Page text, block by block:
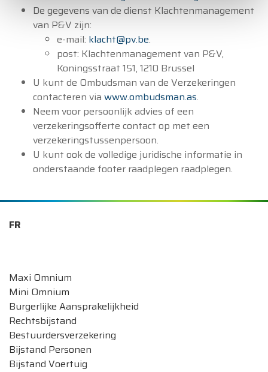
De gegevens van de dienst Klachtenmanagement
van P&V zijn:
e-mail: klacht@pv.be.
post: Klachtenmanagement van P&V,
Koningsstraat 151, 1210 Brussel
U kunt de Ombudsman van de Verzekeringen
contacteren via www.ombudsman.as.
Neem voor persoonlijk advies of een
verzekeringsofferte contact op met een
verzekeringstussenpersoon.
U kunt ook de volledige juridische informatie in
onderstaande footer raadplegen raadplegen.
FR
Maxi Omnium
Mini Omnium
Burgerlijke Aansprakelijkheid
Rechtsbijstand
Bestuurdersverzekering
Bijstand Personen
Bijstand Voertuig